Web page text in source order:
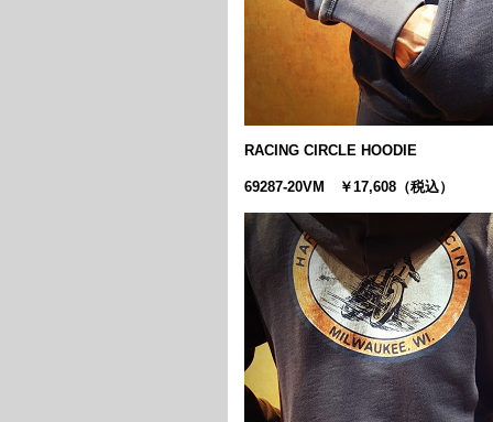
RACING CIRCLE HOODIE
69287-20VM ￥17,608（税込）